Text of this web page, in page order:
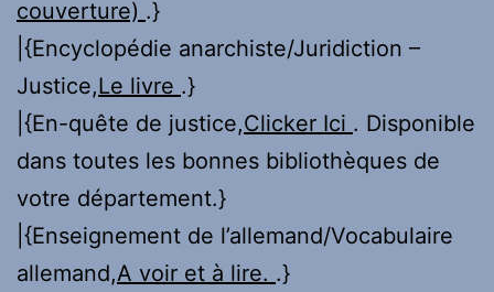
couverture) .}
|{Encyclopédie anarchiste/Juridiction –
Justice,Le livre .}
|{En-quête de justice,Clicker Ici . Disponible
dans toutes les bonnes bibliothèques de
votre département.}
|{Enseignement de l’allemand/Vocabulaire
allemand,A voir et à lire. .}